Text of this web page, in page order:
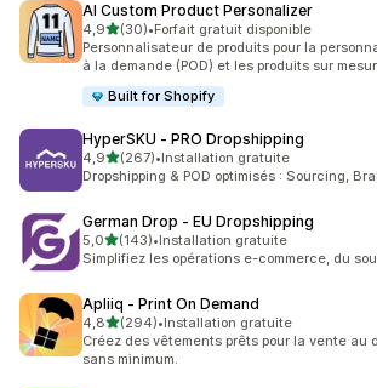
AI Custom Product Personalizer
4,9étoile(s) sur 5
(30)
30 avis au total
•Forfait gratuit disponible
Personnalisateur de produits pour la
à la demande (POD) et les produits sur
Built for Shopify
HyperSKU ‑ PRO Dropshipping
4,9étoile(s) sur 5
(267)
267 avis au total
•Installation gratuite
Dropshipping & POD optimisés : Sourcing,
German Drop ‑ EU Dropshipping
5,0étoile(s) sur 5
(143)
143 avis au total
•Installation gratuite
Simplifiez les opérations e-commerce, du
Apliiq ‑ Print On Demand
4,8étoile(s) sur 5
(294)
294 avis au total
•Installation gratuite
Créez des vêtements prêts pour la vente au
sans minimum.